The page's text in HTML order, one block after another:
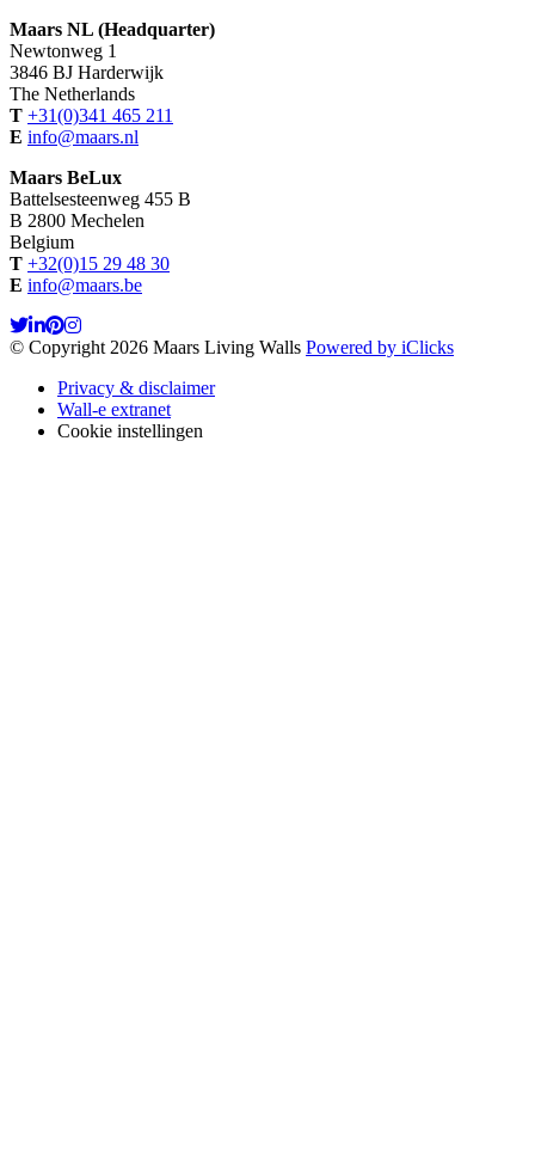
Maars NL (Headquarter)
Newtonweg 1
3846 BJ Harderwijk
The Netherlands
T +31(0)341 465 211
E info@maars.nl
Maars BeLux
Battelsesteenweg 455 B
B 2800 Mechelen
Belgium
T +32(0)15 29 48 30
E info@maars.be
© Copyright 2026 Maars Living Walls Powered by iClicks
Privacy & disclaimer
Wall-e extranet
Cookie instellingen